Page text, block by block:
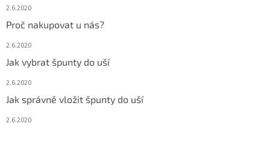
2.6.2020
Proč nakupovat u nás?
2.6.2020
Jak vybrat špunty do uší
2.6.2020
Jak správně vložit špunty do uší
2.6.2020